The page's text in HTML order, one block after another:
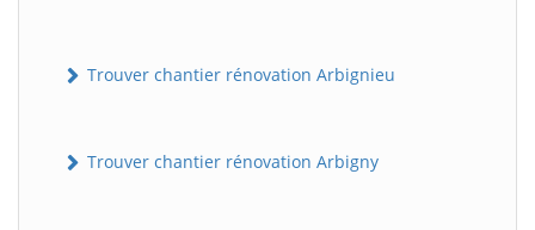
Trouver chantier rénovation Arbignieu
Trouver chantier rénovation Arbigny